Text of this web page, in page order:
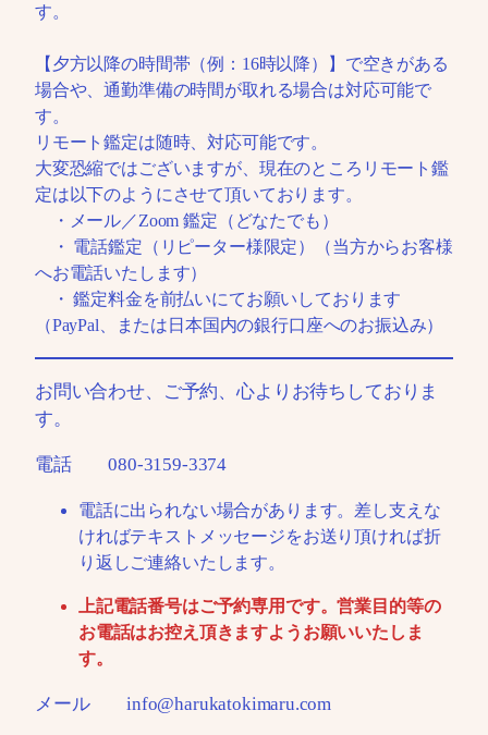
す。
【夕方以降の時間帯（例：16時以降）】で空きがある
場合や、通勤準備の時間が取れる場合は対応可能で
す。
リモート鑑定は随時、対応可能です。
大変恐縮ではございますが、現在のところリモート鑑
定は以下のようにさせて頂いております。
・メール／Zoom 鑑定（どなたでも）
・ 電話鑑定（リピーター様限定）（当方からお客様
へお電話いたします）
・ 鑑定料金を前払いにてお願いしております
（PayPal、または日本国内の銀行口座へのお振込み）
お問い合わせ、ご予約、心よりお待ちしておりま
す。
電話 080-3159-3374
電話に出られない場合があります。差し支えな
ければテキストメッセージをお送り頂ければ折
り返しご連絡いたします。
上記電話番号はご予約専用です。営業目的等の
お電話はお控え頂きますようお願いいたしま
す。
メール info@harukatokimaru.com